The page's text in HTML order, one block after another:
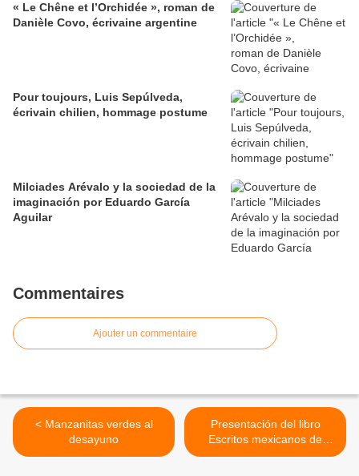
​​​​​​​« Le Chêne et l’Orchidée », roman de
Danièle Covo, écrivaine argentine
Pour toujours, Luis Sepúlveda,
écrivain chilien, hommage postume
Milciades Arévalo y la sociedad de la
imaginación por Eduardo García
Aguilar
Commentaires
Ajouter un commentaire
< Manzanitas verdes al
desayuno
Presentación del libro
Escritos mexicanos de
Porfirio Barba Jacob >